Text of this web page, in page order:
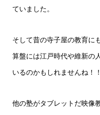
ていました。
そして昔の寺子屋の教育に
算盤には江戸時代や維新の
いるのかもしれませんね！！
他の塾がタブレットだ映像